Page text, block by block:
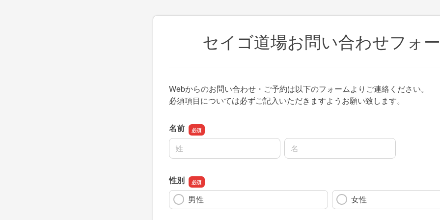
セイゴ道場お問い合わせフォ
Webからのお問い合わせ・ご予約は以下のフォームよりご連絡ください。
必須項目については必ずご記入いただきますようお願い致します。
名前
名前の姓
名前の名
性別
男性
女性